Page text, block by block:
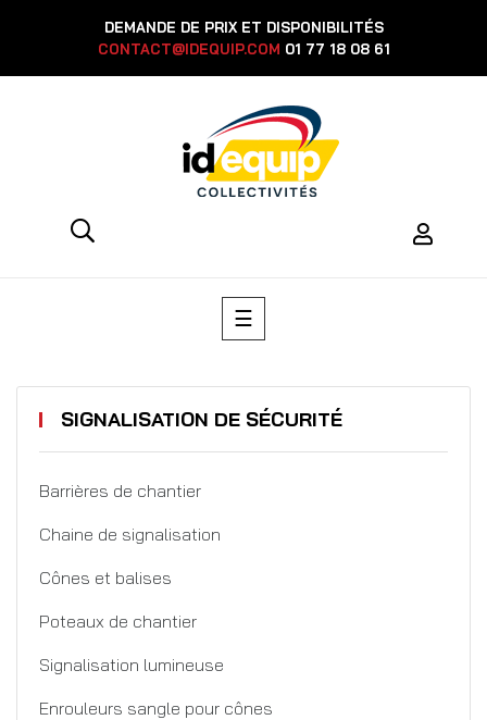
DEMANDE DE PRIX ET DISPONIBILITÉS
CONTACT@IDEQUIP.COM 01 77 18 08 61
Basculer
la
☰
SIGNALISATION DE SÉCURITÉ
Barrières de chantier
Chaine de signalisation
Cônes et balises
Poteaux de chantier
Signalisation lumineuse
Enrouleurs sangle pour cônes